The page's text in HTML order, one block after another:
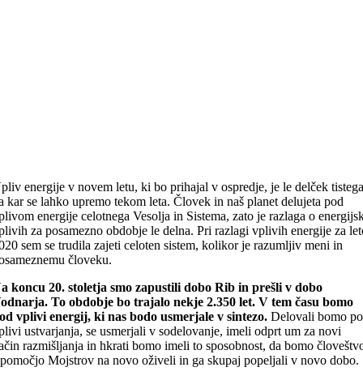
energije v novem letu, ki bo prihajal v ospredje, je le delček
kar se lahko upremo tekom leta. Človek in naš planet delujeta pod
energije celotnega Vesolja in Sistema, zato je razlaga o
za posamezno obdobje le delna. Pri razlagi vplivih energije za
sem se trudila zajeti celoten sistem, kolikor je razumljiv meni in
človeku.
koncu 20. stoletja smo zapustili dobo Rib in prešli v dobo
To obdobje bo trajalo nekje 2.350 let. V tem času bomo
vplivi energij, ki nas bodo usmerjale v sintezo. Delovali bomo
ustvarjanja, se usmerjali v sodelovanje, imeli odprt um za novi
razmišljanja in hkrati bomo imeli to sposobnost, da bomo
Mojstrov na novo oživeli in ga skupaj popeljali v novo dobo.